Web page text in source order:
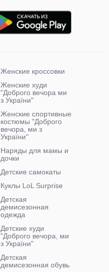
Женские кроссовки
Женские худи
"Доброго вечора ми
з України"
Женские спортивные
костюмы "Доброго
вечора, ми з
України"
Наряды для мамы и
дочки
Детские самокаты
Куклы LoL Surprise
Детская
демисезонная
одежда
Детские худи
"Доброго вечора, ми
з України"
Детская
демисезонная обувь